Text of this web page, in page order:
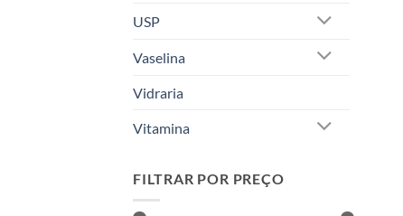
USP
Vaselina
Vidraria
Vitamina
FILTRAR POR PREÇO